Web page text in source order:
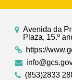
Avenida da
Plaza, 15.º
https://
(853)2833